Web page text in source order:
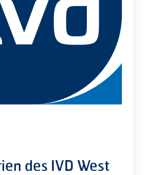
des IVD West